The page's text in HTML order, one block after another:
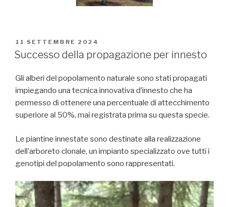
PUBBLICATO
IL
11 SETTEMBRE 2024
Successo della propagazione per innesto
Gli alberi del popolamento naturale sono stati propagati
impiegando una tecnica innovativa d’innesto che ha
permesso di ottenere una percentuale di attecchimento
superiore al 50%, mai registrata prima su questa specie.
Le piantine innestate sono destinate alla realizzazione
dell’arboreto clonale, un impianto specializzato ove tutti i
genotipi del popolamento sono rappresentati.